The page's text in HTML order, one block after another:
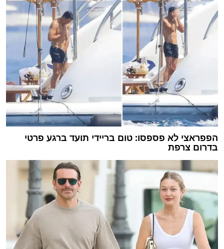
הפפראצי לא פספסו: טום בריידי תועד ברגע פרטי
בדרום צרפת